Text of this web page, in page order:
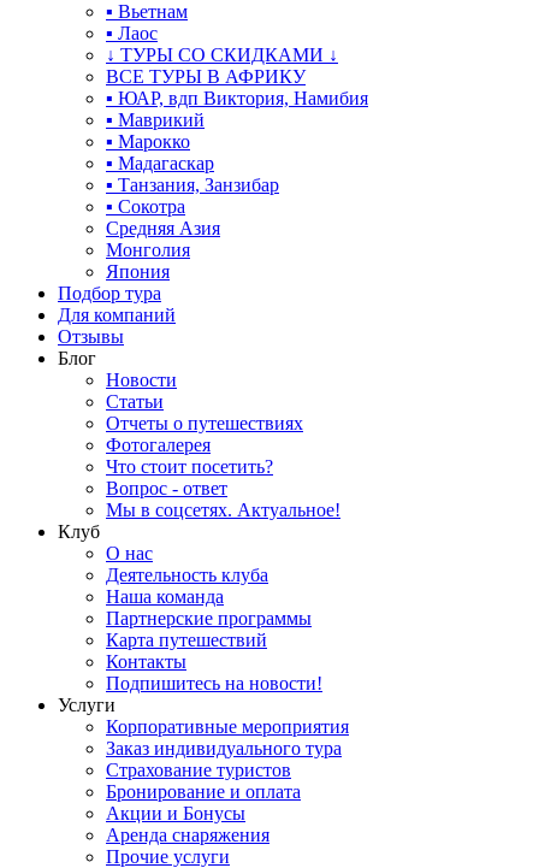
▪ Вьетнам
▪ Лаос
↓ ТУРЫ СО СКИДКАМИ ↓
ВСЕ ТУРЫ В АФРИКУ
▪ ЮАР, вдп Виктория, Намибия
▪ Маврикий
▪ Марокко
▪ Мадагаскар
▪ Танзания, Занзибар
▪ Сокотра
Средняя Азия
Монголия
Япония
Подбор тура
Для компаний
Отзывы
Блог
Новости
Статьи
Отчеты о путешествиях
Фотогалерея
Что стоит посетить?
Вопрос - ответ
Мы в соцсетях. Актуальное!
Клуб
О нас
Деятельность клуба
Наша команда
Партнерские программы
Карта путешествий
Контакты
Подпишитесь на новости!
Услуги
Корпоративные мероприятия
Заказ индивидуального тура
Страхование туристов
Бронирование и оплата
Акции и Бонусы
Аренда снаряжения
Прочие услуги